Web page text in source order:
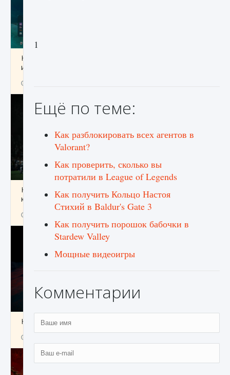
Как приручить существ из степей Тамура в
игре Creatures of Ava
Как исправить ошибку EA FC 25 beta,
которая не работает
Как создавать предметы в Creatures of Ava
1
Ещё по теме:
Как разблокировать всех агентов в
Valorant?
Как проверить, сколько вы
потратили в League of Legends
Как получить Кольцо Настоя
Стихий в Baldur's Gate 3
Как получить порошок бабочки в
Stardew Valley
Мощные видеоигры
Комментарии